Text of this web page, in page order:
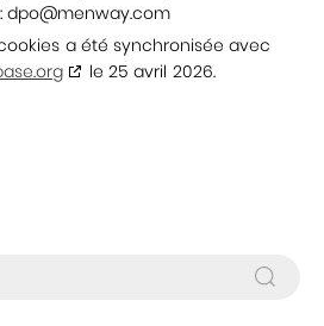
dpo@menway.com
a été synchronisée avec
le 25 avril 2026.